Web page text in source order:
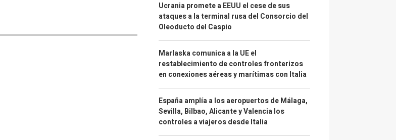
Ucrania promete a EEUU el cese de sus
ataques a la terminal rusa del Consorcio del
Oleoducto del Caspio
Marlaska comunica a la UE el
restablecimiento de controles fronterizos
en conexiones aéreas y marítimas con Italia
España amplía a los aeropuertos de Málaga,
Sevilla, Bilbao, Alicante y Valencia los
controles a viajeros desde Italia